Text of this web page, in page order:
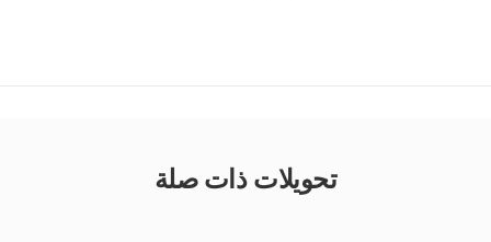
تحويلات ذات صلة